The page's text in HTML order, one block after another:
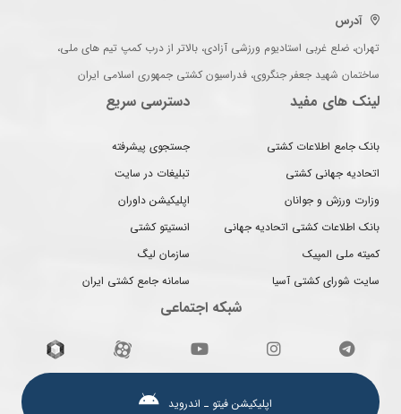
آدرس
تهران، ضلع غربی استادیوم ورزشی آزادی، بالاتر از درب کمپ تیم های ملی،
ساختمان شهید جعفر جنگروی، فدراسیون کشتی جمهوری اسلامی ایران
لینک های مفید
بانک جامع اطلاعات کشتی
اتحادیه جهانی کشتی
وزارت ورزش و جوانان
بانک اطلاعات کشتی اتحادیه جهانی
کمیته ملی المپیک
سایت شورای کشتی آسیا
دسترسی سریع
جستجوی پیشرفته
تبلیغات در سایت
اپلیکیشن داوران
انستیتو کشتی
سازمان لیگ
سامانه جامع کشتی ایران
شبکه اجتماعی
اپلیکیشن فیتو ـ اندروید